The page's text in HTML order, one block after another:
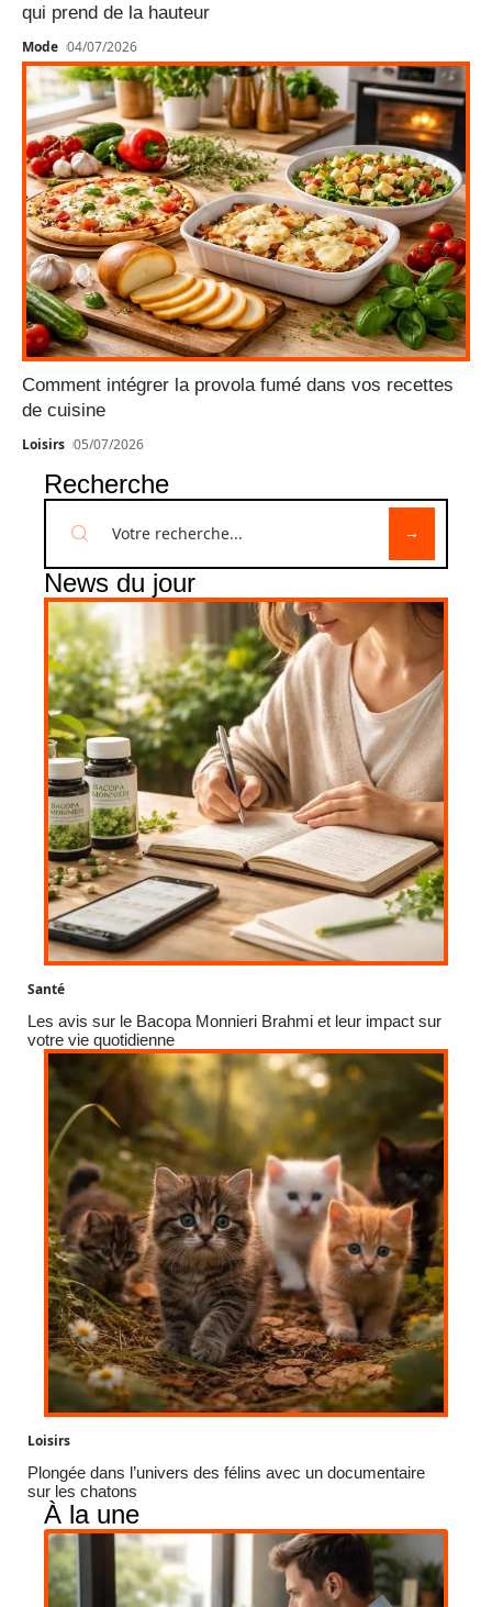
qui prend de la hauteur
Mode 04/07/2026
Comment intégrer la provola fumé dans vos recettes
de cuisine
Loisirs 05/07/2026
Recherche
News du jour
Santé
Les avis sur le Bacopa Monnieri Brahmi et leur impact sur
votre vie quotidienne
Loisirs
Plongée dans l’univers des félins avec un documentaire
sur les chatons
À la une